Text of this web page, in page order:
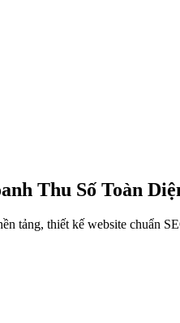
Thu Số Toàn
tảng, thiết kế website chuẩn